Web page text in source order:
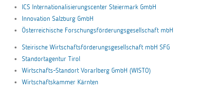
ICS Internationalisierungscenter Steiermark GmbH
Innovation Salzburg GmbH
Österreichische Forschungsförderungsgesellschaft mbH
Steirische Wirtschaftsförderungsgesellschaft mbH SFG
Standortagentur Tirol
Wirtschafts-Standort Vorarlberg GmbH (WISTO)
Wirtschaftskammer Kärnten